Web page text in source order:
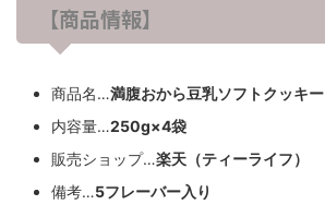
【商品情報】
商品名…満腹おから豆乳ソフトクッキー
内容量…250g×4袋
販売ショップ…楽天（ティーライフ）
備考…5フレーバー入り